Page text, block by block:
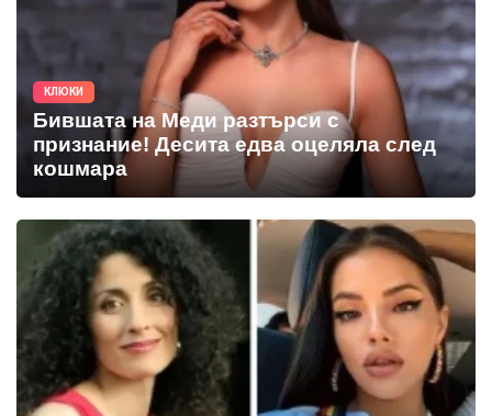
КЛЮКИ
Бившата на Меди разтърси с
признание! Десита едва оцеляла след
кошмара